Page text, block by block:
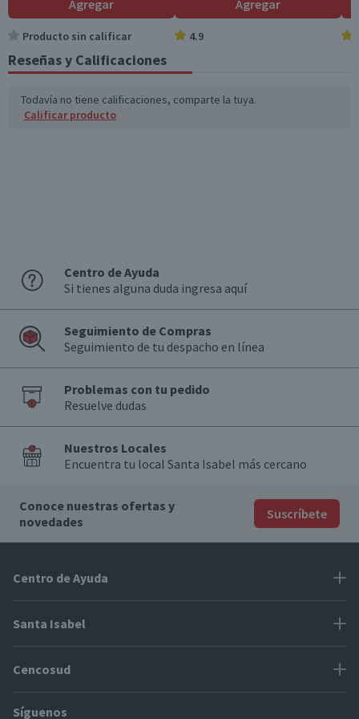
Fibra (g) 15
*Ingesta de referencia de un adulto promedio (8400 kj / 2000 kcal)
Válida hasta su fecha de caducidad
Agregar
Producto sin calificar
Agregar
4.9
Reseñas y Calificaciones
Todavía no tiene calificaciones, comparte la tuya.
Calificar producto
Centro de Ayuda
Si tienes alguna duda ingresa aquí
Seguimiento de Compras
Seguimiento de tu despacho en línea
Problemas con tu pedido
Resuelve dudas
Nuestros Locales
Encuentra tu local Santa Isabel más cercano
Conoce nuestras ofertas y
novedades
Suscríbete
Centro de Ayuda
Problemas con tu pedido
Cómo modificar mis datos
Modos de entrega y cobertura
Santa Isabel
Proveedores
Cencosud
Paris
Síguenos